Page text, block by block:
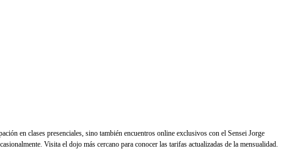
en clases presenciales, sino también encuentros online exclusivos con el Sensei Jorge
Visita el dojo más cercano para conocer las tarifas actualizadas de la mensualidad.